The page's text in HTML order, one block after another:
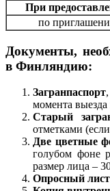
При
по
Документы,
в Финляндию:
Загранпаспорт
момента
Старый
отметками (если
Две цветные
голубом фоне
размер лица –
Опросный лист